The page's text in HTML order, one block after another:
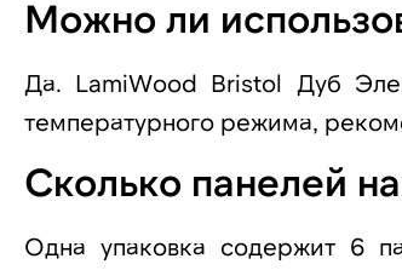
Можно ли
Да. LamiWood Bristol Дуб
температурного режима,
Сколько панелей
Одна упаковка содержит 6